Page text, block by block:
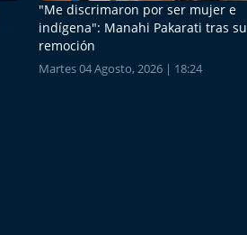
"Me discrimaron por ser mujer e
indígena": Manahi Pakarati tras su
remoción
Martes 04 Agosto, 2026 | 18:24